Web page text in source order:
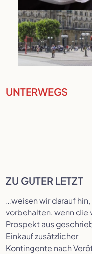
UNTERWEGS
ZU GUTER LETZT
…weisen wir darauf
vorbehalten, wenn die
Prospekt aus
Einkauf zusätzlicher
Kontingente nach